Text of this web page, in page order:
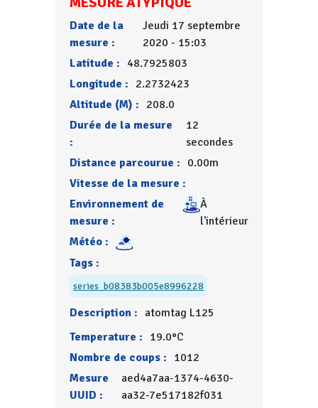
Date de la
mesure :
Jeudi 17 septembre
2020 - 15:03
Latitude : 48.7925803
Longitude : 2.2732423
Altitude (M) : 208.0
Durée de la mesure
:
12
secondes
Distance parcourue : 0.00m
Vitesse de la mesure :
Environnement de
mesure :
À
l'intérieur
Météo :
Tags :
series_b08383b005e8996228
Description : atomtag L125
Temperature : 19.0°C
Nombre de coups : 1012
Mesure
UUID :
aed4a7aa-1374-4630-
aa32-7e517182f031